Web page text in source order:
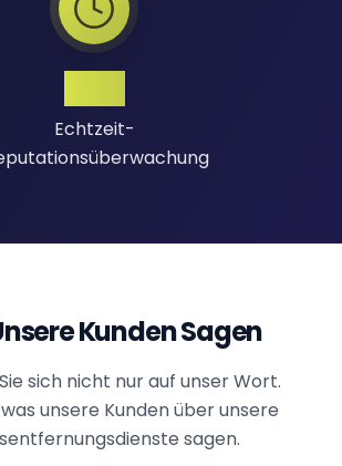
Echtzeit-
Kunden Sagen
sich nicht nur auf unser Wort.
was unsere Kunden über unsere
sagen.